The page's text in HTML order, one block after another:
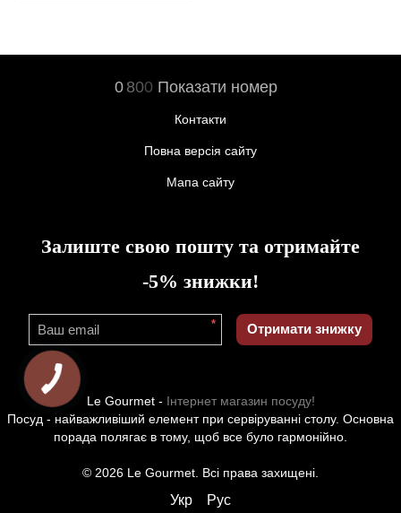
0 800 Показати номер
Контакти
Повна версія сайту
Мапа сайту
Залиште свою пошту та отримайте
-5% знижки!
* Отримати знижку
Le Gourmet - Інтернет магазин посуду!
Посуд - найважливіший елемент при сервіруванні столу. Основна
порада полягає в тому, щоб все було гармонійно.
© 2026 Le Gourmet. Всі права захищені.
Укр Рус